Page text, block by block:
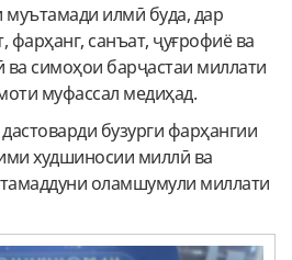
илмӣ буда, дар
фарҳанг, санъат, ҷуғрофиё ва
симоҳои барҷастаи миллати
муфассал медиҳад.
бузурги фарҳангии
худшиносии миллӣ ва
оламшумули миллати